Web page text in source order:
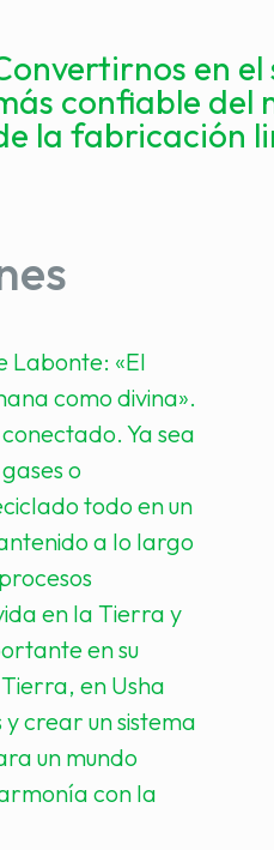
en
confiable del
la fabricación
Labonte: «El
como divina».
Ya sea
o
todo en un
a lo largo
en la Tierra y
en su
en Usha
crear un sistema
un mundo
con la